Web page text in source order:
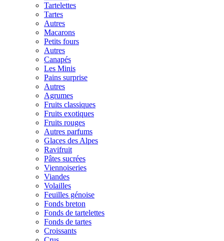
Tartelettes
Tartes
Autres
Macarons
Petits fours
Autres
Canapés
Les Minis
Pains surprise
Autres
Agrumes
Fruits classiques
Fruits exotiques
Fruits rouges
Autres parfums
Glaces des Alpes
Ravifruit
Pâtes sucrées
Viennoiseries
Viandes
Volailles
Feuilles génoise
Fonds breton
Fonds de tartelettes
Fonds de tartes
Croissants